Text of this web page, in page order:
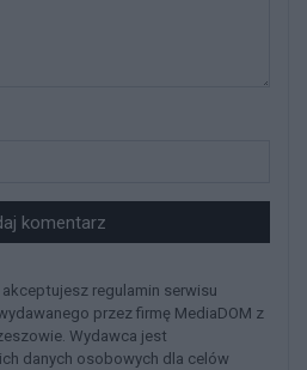
komentarz
regulamin serwisu
przez firmę MediaDOM z
Wydawca jest
danych osobowych dla celów